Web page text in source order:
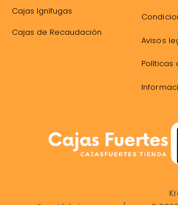
Cajas Ignífugas
Cajas de Recaudación
Avisos
Políticas